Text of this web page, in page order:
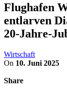
Flughafen
entlarven
20-Jahre-
Wirtschaft
On 10. Juni 2025
Share